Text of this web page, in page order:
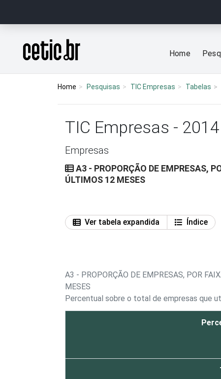
Página inicial
Home
Home Pesquisas TIC Empresas Tabelas
TIC Empresas - 2014
Empresas
A3 - PROPORÇÃO DE EMPRESAS,
ÚLTIMOS 12 MESES
Ver tabela expandida
Índice
A3 - PROPORÇÃO DE EMPRESAS, POR
MESES
Percentual sobre o total de empresas que